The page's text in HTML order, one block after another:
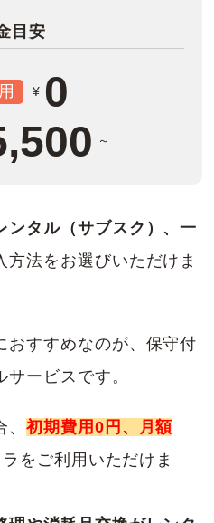
目安
¥ 0
～
ンタル（サブスク）、一
方法をお選びいただけま
おすすめなのが、保守付
ービスです。
、初期費用0円、月額
をご利用いただけま